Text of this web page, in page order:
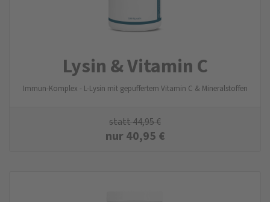
Lysin & Vitamin C
Immun-Komplex - L-Lysin mit gepuffertem Vitamin C & Mineralstoffen
statt44,95€
nur40,95 €